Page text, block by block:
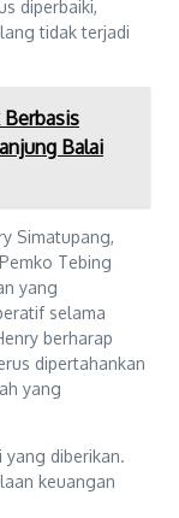
diperbaiki,
tidak terjadi
Berbasis
Balai
Simatupang,
Tebing
yang
selama
berharap
dipertahankan
yang
yang diberikan.
keuangan